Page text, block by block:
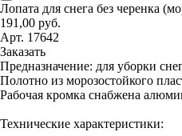
Лопата для снега без черенка
191,00 руб.
Арт. 17642
Заказать
Предназначение: для уборки
Полотно из морозостойкого
Рабочая кромка снабжена
Технические характеристики: